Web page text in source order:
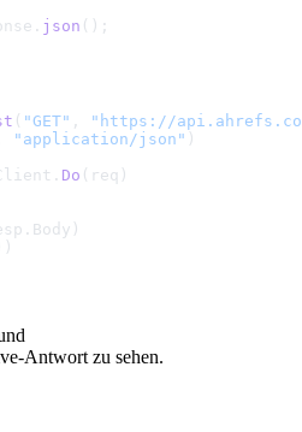
json ();
( "GET" , " https://
"application/json" )
Do (req)
Antwort zu sehen.